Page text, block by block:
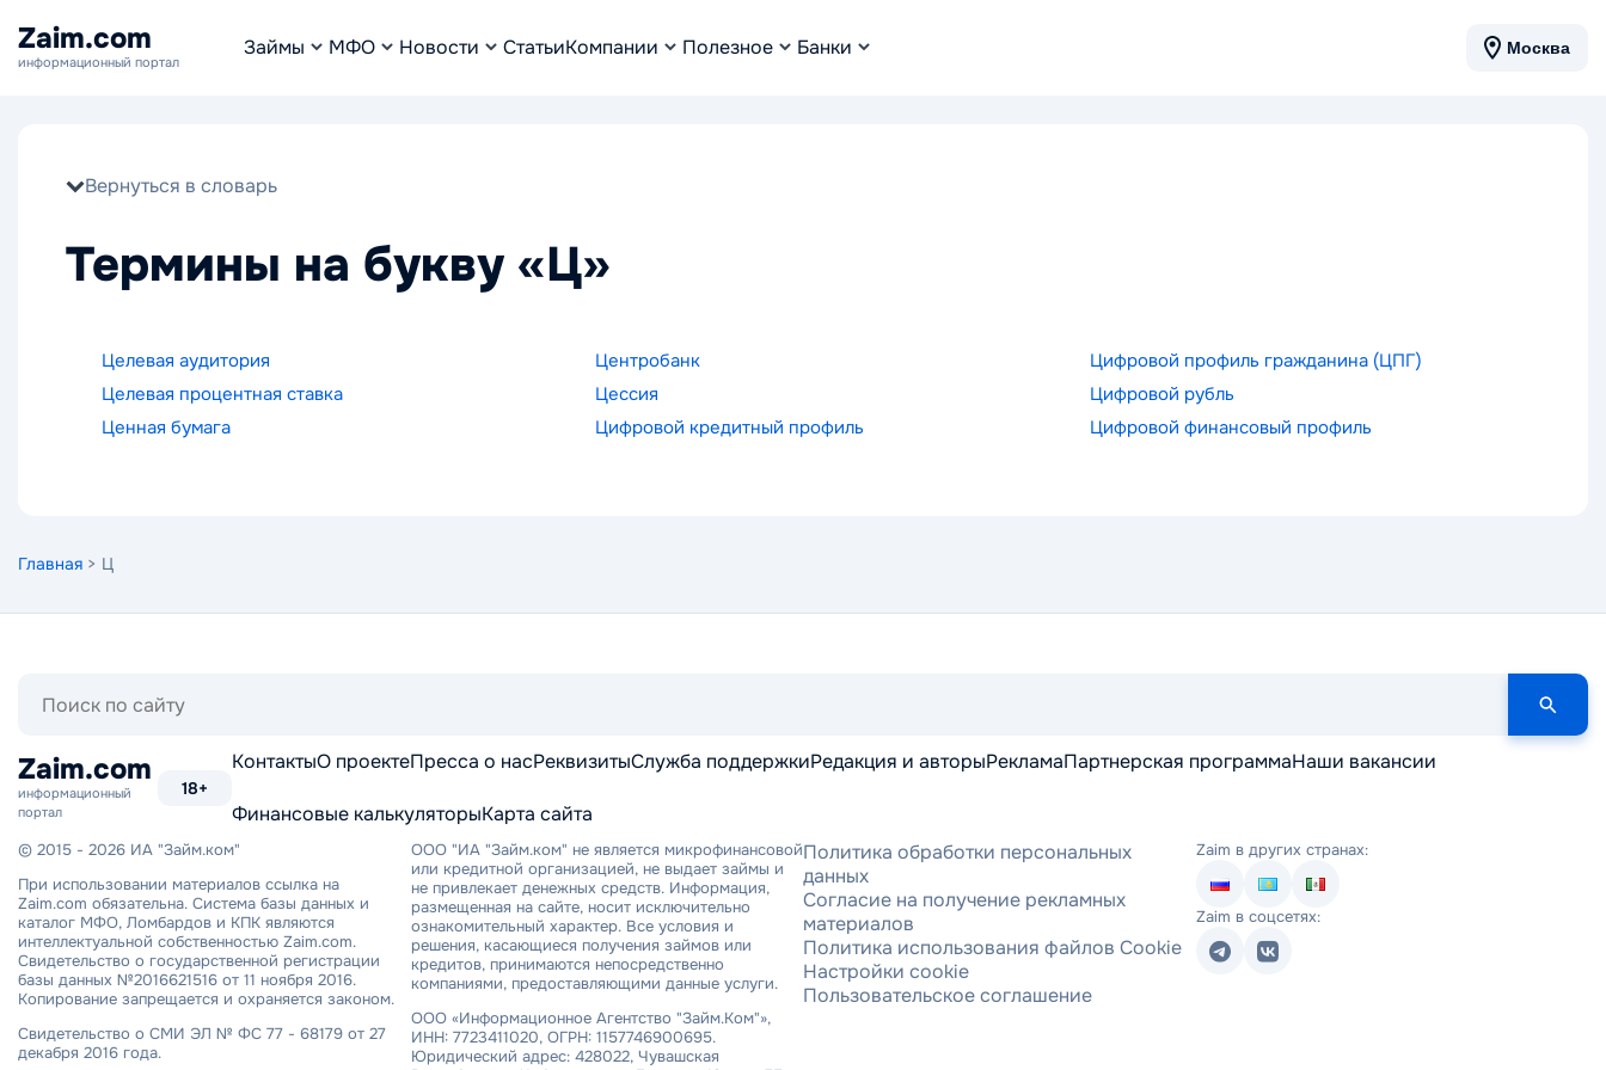
Zaim.com
информационный портал
Займы МФО Новости СтатьиКомпании Полезное Банки Москва
Вернуться в словарь
Термины на букву «Ц»
Целевая аудитория
Целевая процентная ставка
Ценная бумага
Центробанк
Цессия
Цифровой кредитный профиль
Цифровой профиль гражданина (ЦПГ)
Цифровой рубль
Цифровой финансовый профиль
Главная > Ц
Zaim.com
информационный
портал
18+
КонтактыО проектеПресса о насРеквизитыСлужба поддержкиРедакция и авторыРекламаПартнерская программаНаши вакансии
Финансовые калькуляторыКарта сайта
© 2015 - 2026 ИА "Займ.ком"
При использовании материалов ссылка на
Zaim.com обязательна. Система базы данных и
каталог МФО, Ломбардов и КПК являются
интеллектуальной собственностью Zaim.com.
Свидетельство о государственной регистрации
базы данных №2016621516 от 11 ноября 2016.
Копирование запрещается и охраняется законом.
Свидетельство о СМИ ЭЛ № ФС 77 - 68179 от 27
декабря 2016 года.
ООО "ИА "Займ.ком" не является микрофинансовой
или кредитной организацией, не выдает займы и
не привлекает денежных средств. Информация,
размещенная на сайте, носит исключительно
ознакомительный характер. Все условия и
решения, касающиеся получения займов или
кредитов, принимаются непосредственно
компаниями, предоставляющими данные услуги.
ООО «Информационное Агентство "Займ.Ком"»,
ИНН: 7723411020, ОГРН: 1157746900695.
Юридический адрес: 428022, Чувашская
Политика обработки персональных
данных
Согласие на получение рекламных
материалов
Политика использования файлов Cookie
Настройки cookie
Пользовательское соглашение
Zaim в других странах:
Zaim в соцсетях: